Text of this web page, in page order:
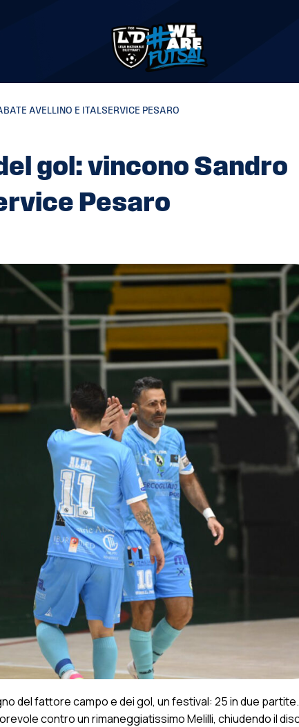
AVELLINO E ITALSERVICE PESARO
gol: vincono Sandro
Pesaro
del fattore campo e dei gol, un festival: 25 in due partite.
contro un rimaneggiatissimo Melilli, chiudendo il